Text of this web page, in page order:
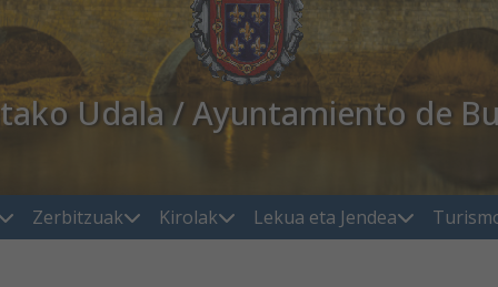
Udala / Ayuntamiento de
Zerbitzuak Kirolak Lekua eta Jendea